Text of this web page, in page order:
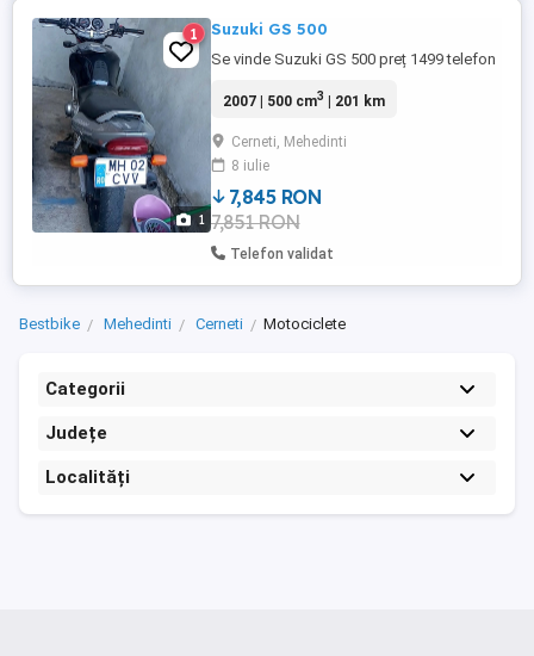
1
1 Suzuki GS 500
Se vinde Suzuki GS 500 preț 1499 telefon
2007 | 500 cm3 | 201 km
Cerneti, Mehedinti
8 iulie
7,845 RON
7,851 RON
Telefon validat
Bestbike Mehedinti Cerneti Motociclete
Categorii
Județe
Localități